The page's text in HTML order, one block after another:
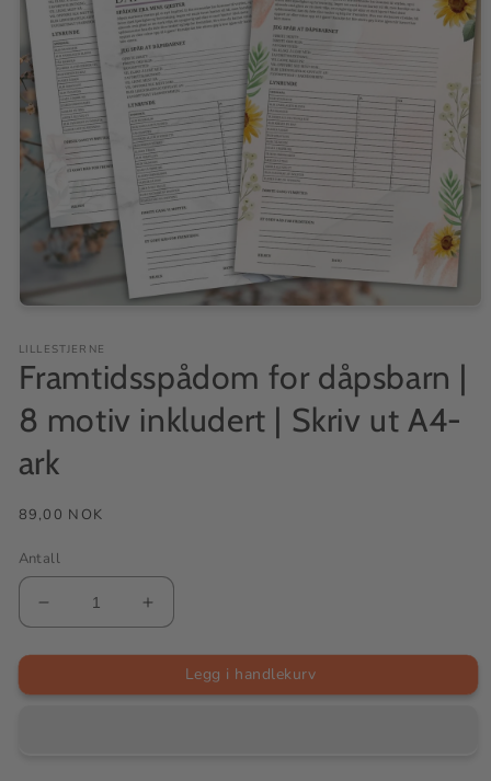
LILLESTJERNE
Framtidsspådom for dåpsbarn |
8 motiv inkludert | Skriv ut A4-
ark
Vanlig
89,00 NOK
Antall
Senk
antallet
dåpsbarn
Øk
antallet
dåpsbarn
Legg i handlekurv